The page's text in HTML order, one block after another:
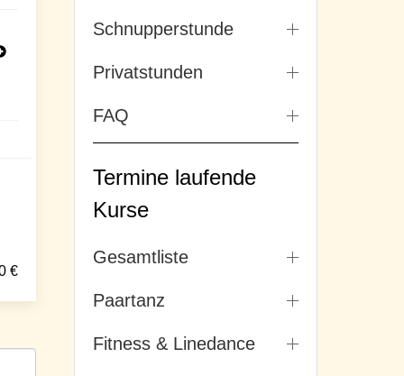
€
Schnupperstunde
Privatstunden
FAQ
Termine laufende
Kurse
Gesamtliste
Paartanz
Fitness & Linedance